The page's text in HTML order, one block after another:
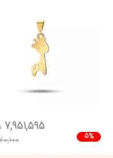
5%
7,951,595